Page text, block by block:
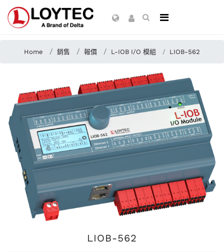
Home 銷售 報價 L-IOB I/O 模組 LIOB-562
LIOB-562